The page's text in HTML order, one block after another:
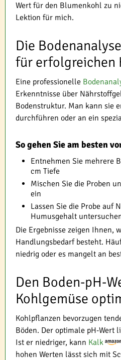
Wert für den Blumenkohl zu
Lektion für mich.
Die
für erfolgreichen
Eine professionelle
Erkenntnisse über
Bodenstruktur. Man kann sie
durchführen oder an ein
So gehen Sie am besten
Entnehmen Sie mehrere
cm Tiefe
Mischen Sie die Proben
ein
Lassen Sie die Probe auf
Humusgehalt
Die Ergebnisse zeigen Ihnen,
Handlungsbedarf besteht.
niedrig oder es mangelt an
Den Boden-pH-
Kohlgemüse
Kohlpflanzen bevorzugen
Böden. Der optimale pH-Wert
Ist er niedriger, kann Kalk
hohen Werten lässt sich mit